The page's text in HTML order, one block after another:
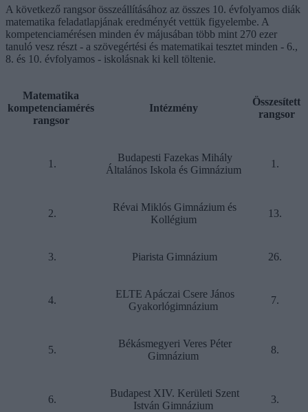
A következő rangsor összeállításához az összes 10. évfolyamos diák
matematika feladatlapjának eredményét vettük figyelembe. A
kompetenciamérésen minden év májusában több mint 270 ezer
tanuló vesz részt - a szövegértési és matematikai tesztet minden - 6.,
8. és 10. évfolyamos - iskolásnak ki kell töltenie.
Matematika
kompetenciamérés
rangsor
Intézmény
Összesített
rangsor
1.
Budapesti Fazekas Mihály
Általános Iskola és Gimnázium
1.
2.
Révai Miklós Gimnázium és
Kollégium
13.
3. Piarista Gimnázium 26.
4.
ELTE Apáczai Csere János
Gyakorlógimnázium
7.
5.
Békásmegyeri Veres Péter
Gimnázium
8.
6.
Budapest XIV. Kerületi Szent
István Gimnázium
3.